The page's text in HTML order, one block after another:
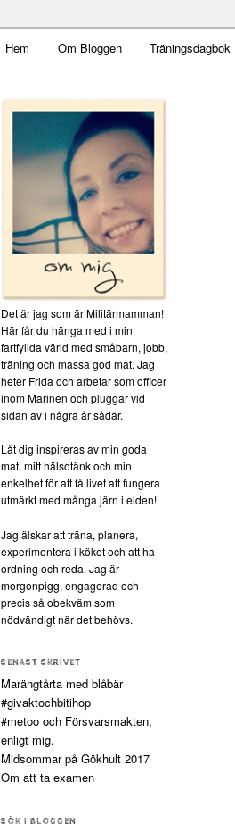
Militärmamman
Skip to primary content
Hem Om Bloggen Träningsdagbok
Det är jag som är Militärmamman!
Här får du hänga med i min
fartfyllda värld med småbarn, jobb,
träning och massa god mat. Jag
heter Frida och arbetar som officer
inom Marinen och pluggar vid
sidan av i några år sådär.
Låt dig inspireras av min goda
mat, mitt hälsotänk och min
enkelhet för att få livet att fungera
utmärkt med många järn i elden!
Jag älskar att träna, planera,
experimentera i köket och att ha
ordning och reda. Jag är
morgonpigg, engagerad och
precis så obekväm som
nödvändigt när det behövs.
SENAST SKRIVET
Marängtårta med blåbär
#givaktochbitihop
#metoo och Försvarsmakten,
enligt mig.
Midsommar på Gökhult 2017
Om att ta examen
SÖK I BLOGGEN